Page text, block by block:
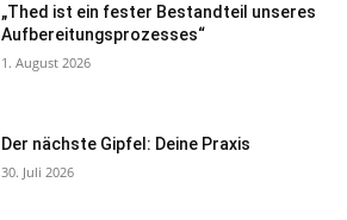
„Thed ist ein fester Bestandteil unseres
Aufbereitungsprozesses“
1. August 2026
Der nächste Gipfel: Deine Praxis
30. Juli 2026